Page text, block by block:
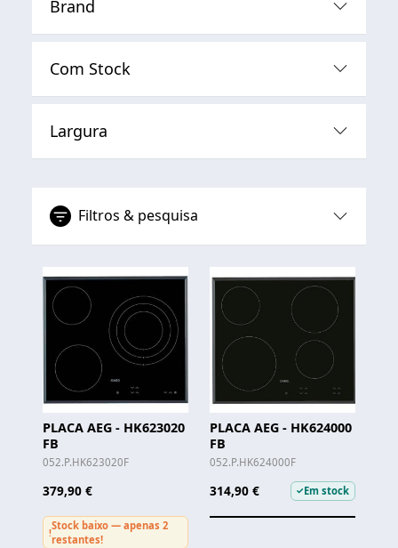
Filtros & pesquisa
PLACA AEG - HK623020
FB
052.P.HK623020F
379,90 €
!
Stock baixo — apenas 2
restantes!
PLACA AEG - HK624000
FB
052.P.HK624000F
314,90 € ✓Em stock
Brand
Com Stock
Largura